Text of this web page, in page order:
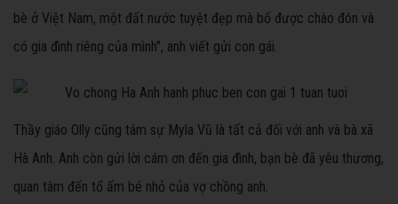
bè ở Việt Nam, một đất nước tuyệt đẹp mà bố được chào đón và
có gia đình riêng của mình", anh viết gửi con gái.
Thầy giáo Olly cũng tâm sự Myla Vũ là tất cả đối với anh và bà xã
Hà Anh. Anh còn gửi lời cám ơn đến gia đình, bạn bè đã yêu thương,
quan tâm đến tổ ấm bé nhỏ của vợ chồng anh.